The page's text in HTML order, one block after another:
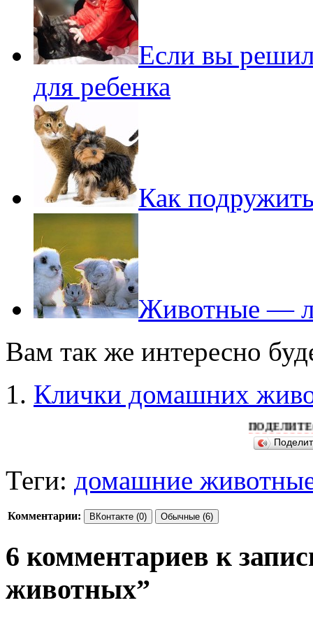
Если вы
для ребенка
Как
Животные —
Вам так же интересно
Клички домашних
ПОДЕЛИТЕСЬ
Теги: домашние
Комментарии: ВКонтакте (0) Обычные (6)
6 комментариев к
животных”